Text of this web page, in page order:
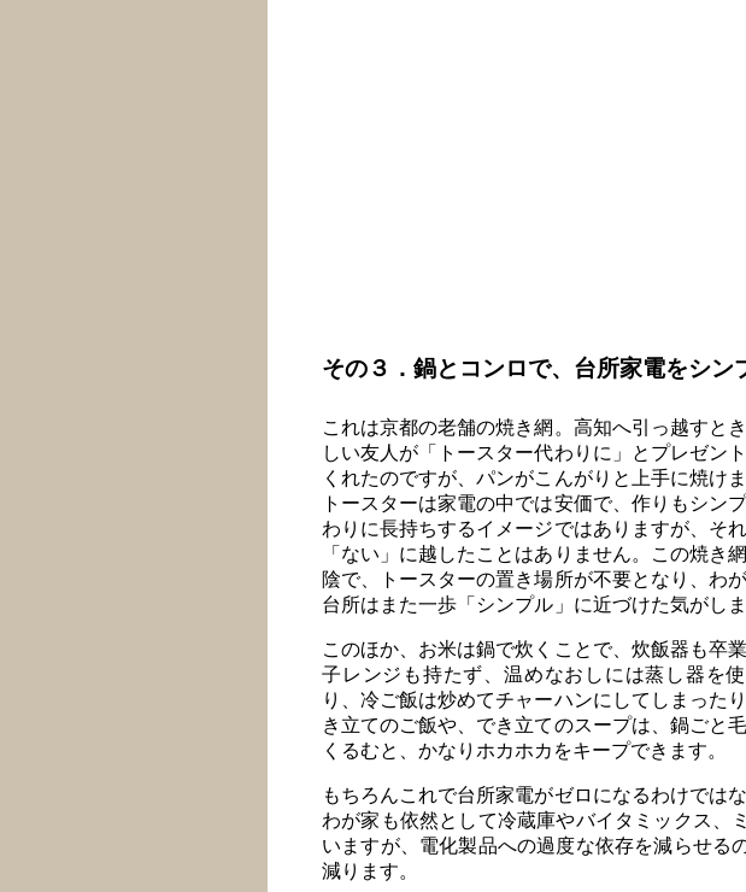
その３．鍋とコンロで、台所家電をシン
これは京都の老舗の焼き網。高知へ引っ越すと
しい友人が「トースター代わりに」とプレゼン
くれたのですが、パンがこんがりと上手に焼けま
トースターは家電の中では安価で、作りもシンプ
わりに長持ちするイメージではありますが、そ
「ない」に越したことはありません。この焼き
陰で、トースターの置き場所が不要となり、わ
台所はまた一歩「シンプル」に近づけた気がしま
このほか、お米は鍋で炊くことで、炊飯器も卒
子レンジも持たず、温めなおしには蒸し器を
り、冷ご飯は炒めてチャーハンにしてしまった
き立てのご飯や、でき立てのスープは、鍋ごと
くるむと、かなりホカホカをキープできます。
もちろんこれで台所家電がゼロになるわけではな
わが家も依然として冷蔵庫やバイタミックス、
いますが、電化製品への過度な依存を減らせる
減ります。